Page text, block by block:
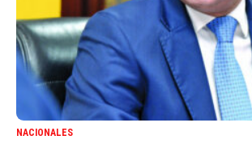
NACIONALES